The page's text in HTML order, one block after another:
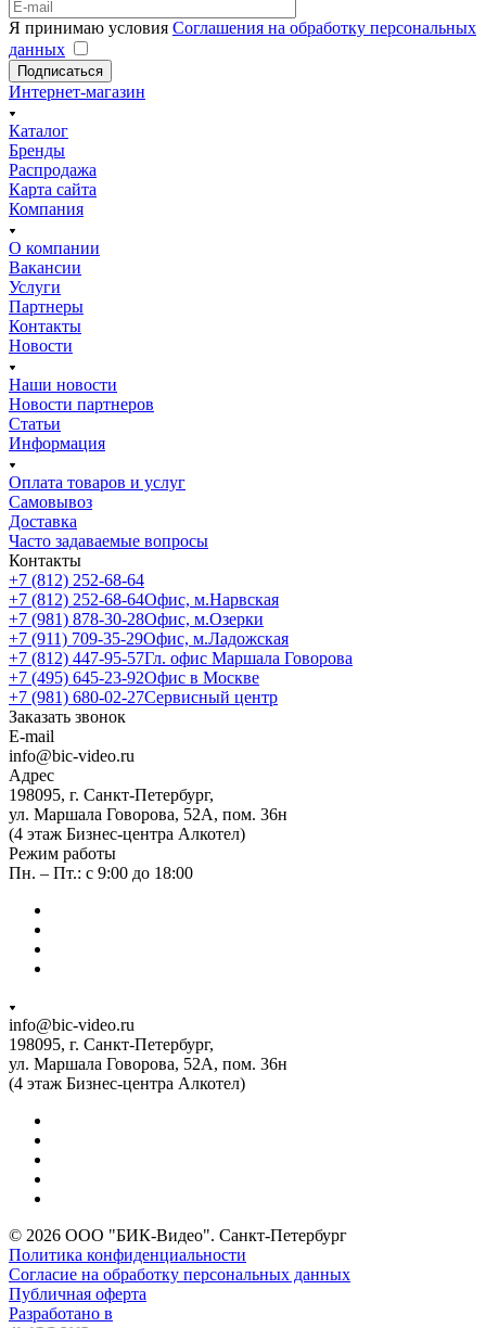
Я принимаю условия Соглашения на обработку персональных
данных
Подписаться
Интернет-магазин
Каталог
Бренды
Распродажа
Карта сайта
Компания
О компании
Вакансии
Услуги
Партнеры
Контакты
Новости
Наши новости
Новости партнеров
Статьи
Информация
Оплата товаров и услуг
Самовывоз
Доставка
Часто задаваемые вопросы
Контакты
+7 (812) 252-68-64
+7 (812) 252-68-64Офис, м.Нарвская
+7 (981) 878-30-28Офис, м.Озерки
+7 (911) 709-35-29Офис, м.Ладожская
+7 (812) 447-95-57Гл. офис Маршала Говорова
+7 (495) 645-23-92Офис в Москве
+7 (981) 680-02-27Сервисный центр
Заказать звонок
E-mail
info@bic-video.ru
Адрес
198095, г. Санкт-Петербург,
ул. Маршала Говорова, 52А, пом. 36н
(4 этаж Бизнес-центра Алкотел)
Режим работы
Пн. – Пт.: с 9:00 до 18:00
info@bic-video.ru
198095, г. Санкт-Петербург,
ул. Маршала Говорова, 52А, пом. 36н
(4 этаж Бизнес-центра Алкотел)
© 2026 ООО "БИК-Видео". Санкт-Петербург
Политика конфиденциальности
Согласие на обработку персональных данных
Публичная оферта
Разработано в